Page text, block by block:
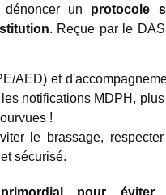
dénoncer un protocole
. Reçue par le
AED) et
notifications MDPH,
!
le brassage,
sécurisé.
pour